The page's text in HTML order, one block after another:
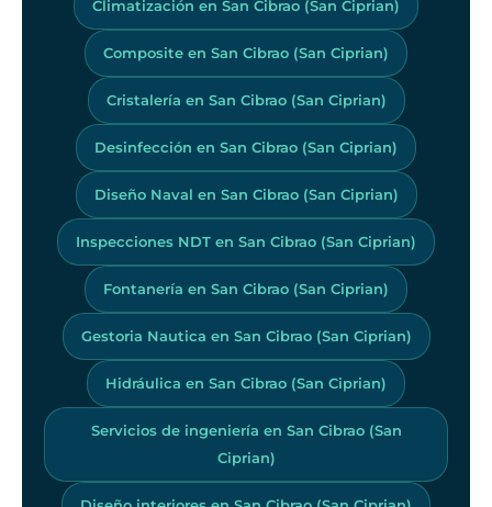
Climatización en San Cibrao (San Ciprian)
Composite en San Cibrao (San Ciprian)
Cristalería en San Cibrao (San Ciprian)
Desinfección en San Cibrao (San Ciprian)
Diseño Naval en San Cibrao (San Ciprian)
Inspecciones NDT en San Cibrao (San Ciprian)
Fontanería en San Cibrao (San Ciprian)
Gestoria Nautica en San Cibrao (San Ciprian)
Hidráulica en San Cibrao (San Ciprian)
Servicios de ingeniería en San Cibrao (San
Ciprian)